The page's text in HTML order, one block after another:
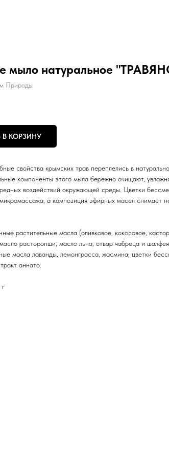
мыло натуральное
Природы
В КОРЗИНУ
свойства крымских трав переплелись в
компоненты этого мыла бережно очищают,
воздействий окружающей среды. Цветки
а композиция эфирных масел снимает
растительные масла (оливковое, кокосовое,
расторопши, масло льна, отвар чабреца и
масла лаванды, лемонграсса, жасмина; цветки
аннато.